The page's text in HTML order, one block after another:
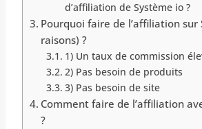
d’affiliation de Système io ?
Pourquoi faire de l’affiliation sur
raisons) ?
1) Un taux de commission
2) Pas besoin de produits
3) Pas besoin de site
Comment faire de l’affiliation
?